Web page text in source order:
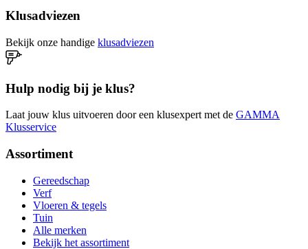
Klusadviezen
Bekijk onze handige klusadviezen
Hulp nodig bij je klus?
Laat jouw klus uitvoeren door een klusexpert met de GAMMA
Klusservice
Assortiment
Gereedschap
Verf
Vloeren & tegels
Tuin
Alle merken
Bekijk het assortiment